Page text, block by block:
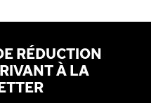
RÉDUCTION
À LA